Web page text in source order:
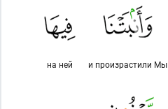
и произрастили Мы
на ней